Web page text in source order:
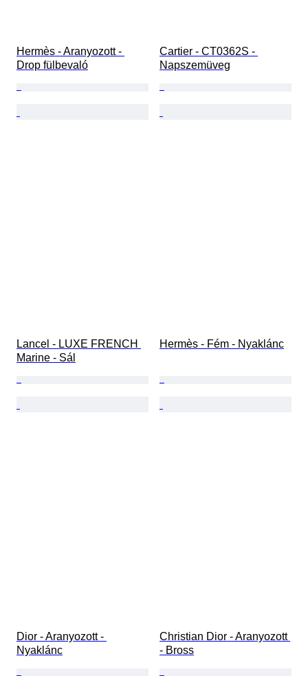
Hermès - Aranyozott -
Drop fülbevaló
Cartier - CT0362S -
Napszemüveg
Lancel - LUXE FRENCH
Marine - Sál
Hermès - Fém - Nyaklánc
Dior - Aranyozott -
Nyaklánc
Christian Dior - Aranyozott
- Bross